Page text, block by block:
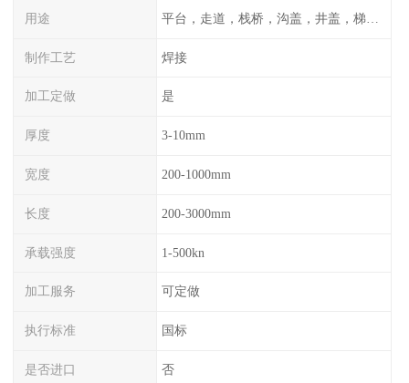
用途 平台，走道，栈桥，沟盖，井盖，梯子，围栏等
制作工艺 焊接
加工定做 是
厚度 3-10mm
宽度 200-1000mm
长度 200-3000mm
承载强度 1-500kn
加工服务 可定做
执行标准 国标
是否进口 否